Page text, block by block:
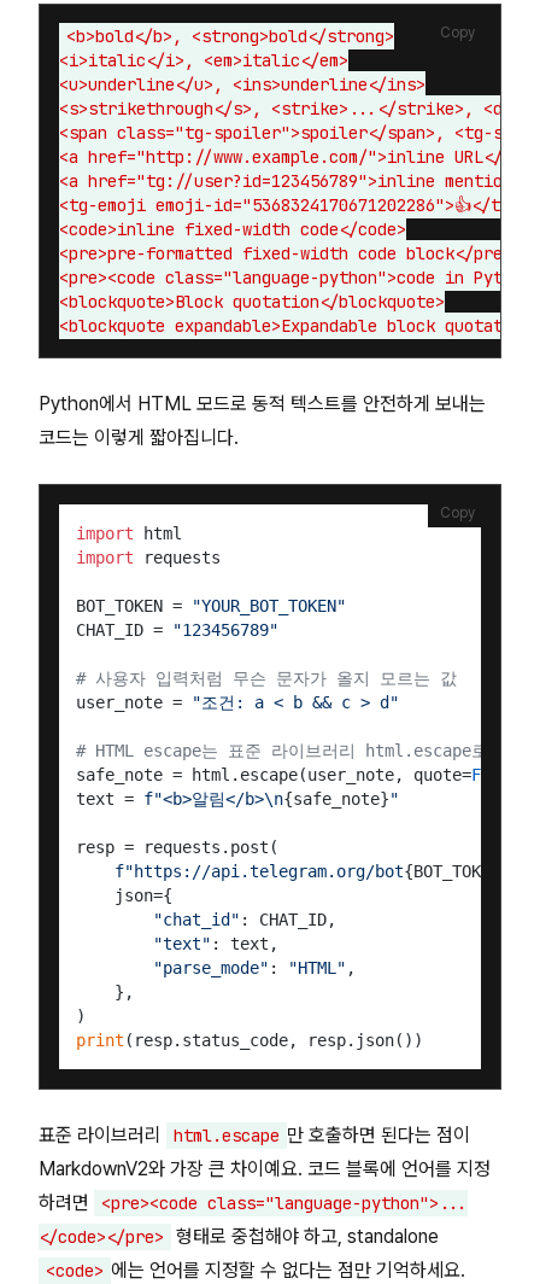
<b>bold</b>, <strong>bold</strong>
<i>italic</i>, <em>italic</em>
<u>underline</u>, <ins>underline</ins>
<s>strikethrough</s>, <strike>...</strike>,
<span class="tg-spoiler">spoiler</span>, <tg-
<a href="http://www.example.com/">inline URL</a>
<a href="tg://user?id=123456789">inline mention</
<tg-emoji emoji-id="5368324170671202286">👍</tg-
<code>inline fixed-width code</code>
<pre>pre-formatted fixed-width code block</pre>
<pre><code class="language-python">code in
<blockquote>Block quotation</blockquote>
Copy
Python에서 HTML 모드로 동적 텍스트를 안전하게 보내는
코드는 이렇게 짧아집니다.
import
import requests
BOT_TOKEN =
"YOUR_BOT_TOKEN"
CHAT_ID =
"123456789"
# 사용자 입력처럼 무슨 문자가 올지 모르는 값
user_note =
"조건: a < b && c > d"
# HTML escape는 표준 라이브러리 html.escape로 끝
safe_note = html.escape(user_note, quote=False
text = f"<b>알림</b>\n{safe_note}"
resp = requests.post(
f"https://api.telegram.org/bot{BOT_TOKEN}
    json={
"chat_id" : CHAT_ID,
"text" : text,
"parse_mode" : "HTML" ,
    },
print
Copy
표준 라이브러리 html.escape 만 호출하면 된다는 점이
MarkdownV2와 가장 큰 차이예요. 코드 블록에 언어를 지정
하려면
<pre><code class="language-python">...
</code></pre>
형태로 중첩해야 하고, standalone
<code> 에는 언어를 지정할 수 없다는 점만 기억하세요.